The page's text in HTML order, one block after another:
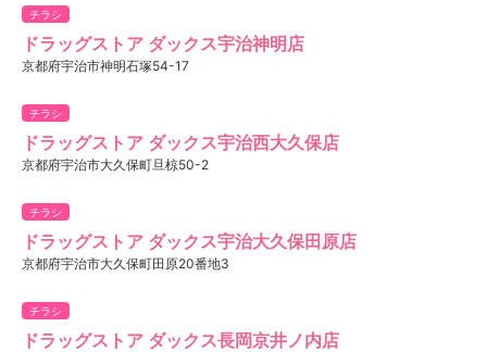
チラシ
ドラッグストア ダックス宇治神明店
京都府宇治市神明石塚54-17
チラシ
ドラッグストア ダックス宇治西大久保店
京都府宇治市大久保町旦椋50-2
チラシ
ドラッグストア ダックス宇治大久保田原店
京都府宇治市大久保町田原20番地3
チラシ
ドラッグストア ダックス長岡京井ノ内店